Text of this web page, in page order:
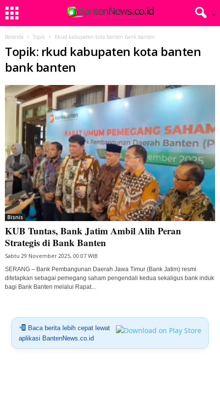
Beranda Topik Rkud kabupaten kota banten bank banten
Topik: rkud kabupaten kota banten
bank banten
Bisnis
KUB Tuntas, Bank Jatim Ambil Alih Peran
Strategis di Bank Banten
Sabtu 29 November 2025, 00:07 WIB
SERANG – Bank Pembangunan Daerah Jawa Timur (Bank Jatim) resmi
ditetapkan sebagai pemegang saham pengendali kedua sekaligus bank induk
bagi Bank Banten melalui Rapat...
Baca berita lebih cepat lewat
aplikasi BantenNews.co.id